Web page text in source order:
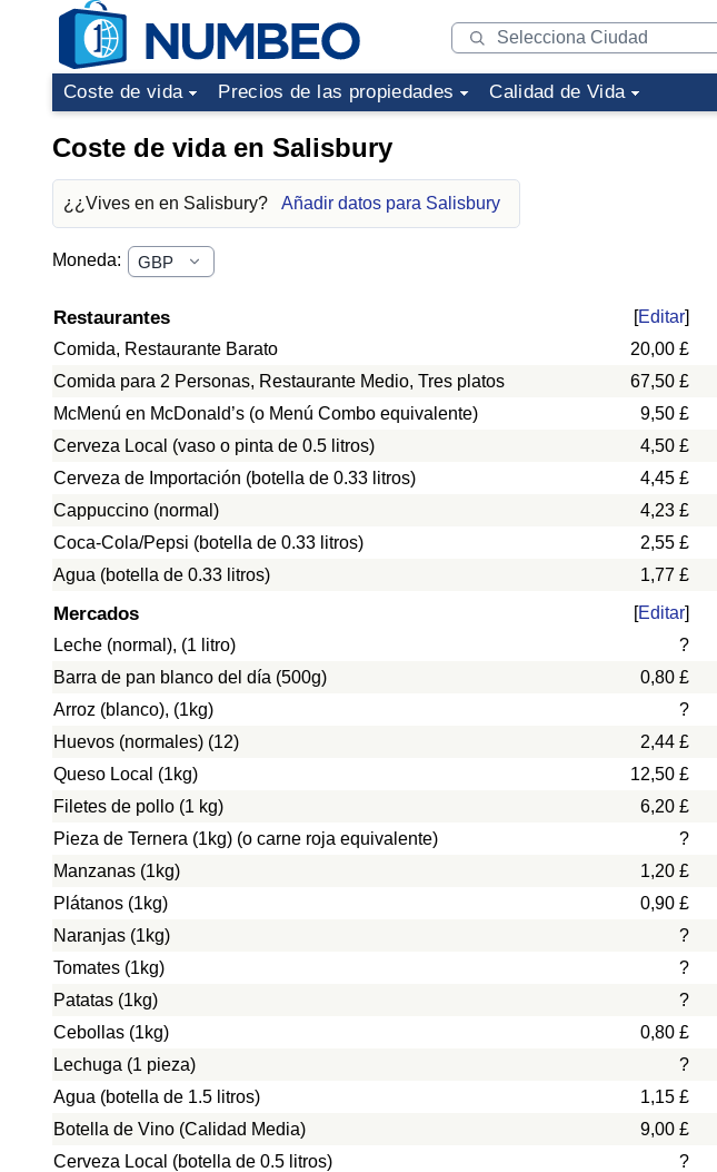
Coste de vida Precios de las propiedades Calidad de Vida
Coste de vida en Salisbury
¿¿Vives en en Salisbury? Añadir datos para Salisbury
Moneda:
Restaurantes [Editar]
Comida, Restaurante Barato
20,00 £
Comida para 2 Personas, Restaurante Medio, Tres platos 67,50 £
McMenú en McDonald’s (o Menú Combo equivalente) 9,50 £
Cerveza Local (vaso o pinta de 0.5 litros) 4,50 £
Cerveza de Importación (botella de 0.33 litros) 4,45 £
Cappuccino (normal) 4,23 £
Coca-Cola/Pepsi (botella de 0.33 litros) 2,55 £
Agua (botella de 0.33 litros) 1,77 £
Mercados [Editar]
Leche (normal), (1 litro)
?
Barra de pan blanco del día (500g)
0,80 £
Arroz (blanco), (1kg)
?
Huevos (normales) (12)
2,44 £
Queso Local (1kg) 12,50 £
Filetes de pollo (1 kg)
6,20 £
Pieza de Ternera (1kg) (o carne roja equivalente)
?
Manzanas (1kg)
1,20 £
Plátanos (1kg)
0,90 £
Naranjas (1kg)
?
Tomates (1kg)
?
Patatas (1kg)
?
Cebollas (1kg)
0,80 £
Lechuga (1 pieza)
?
Agua (botella de 1.5 litros)
1,15 £
Botella de Vino (Calidad Media)
9,00 £
Cerveza Local (botella de 0.5 litros)
?